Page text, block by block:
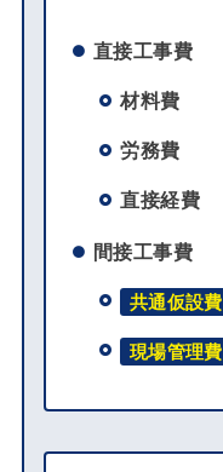
直接工事費
材料費
労務費
直接経費
間接工事費
共通仮設費
現場管理費